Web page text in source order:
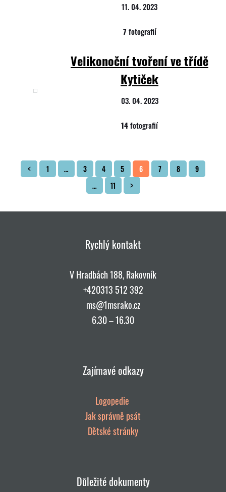
11. 04. 2023
7 fotografií
Velikonoční tvoření ve třídě
Kytiček
03. 04. 2023
14fotografií
1 … 3 4 5 6 7 8
9
…
11
Rychlý kontakt
V Hradbách 188, Rakovník
+420313 512 392
ms@1msrako.cz
6.30 – 16.30
Zajímavé odkazy
Logopedie
Jak správně psát
Dětské stránky
Důležité dokumenty